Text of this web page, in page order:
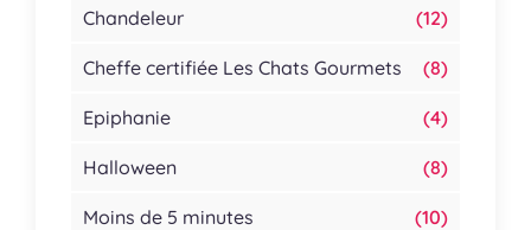
Chandeleur (12)
Cheffe certifiée Les Chats Gourmets (8)
Epiphanie (4)
Halloween (8)
Moins de 5 minutes (10)